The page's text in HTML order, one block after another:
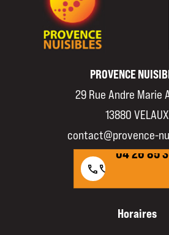
PROVENCE
29 Rue Andre Marie
13880 VELAUX
contact@provence-
callcall
04 26 85
04 26 85
Horaires